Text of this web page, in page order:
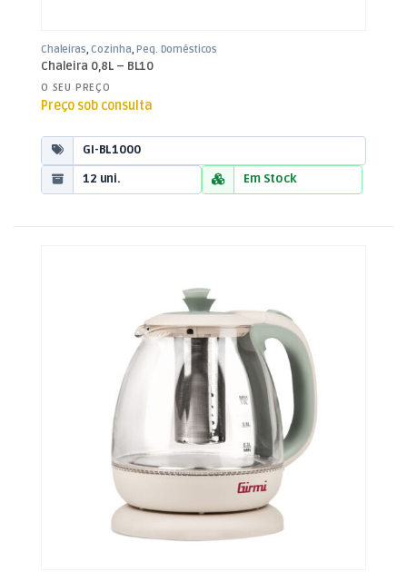
Chaleiras ,Cozinha ,Peq. Domésticos
Chaleira 0,8L – BL10
O SEU PREÇO
Preço sob consulta
GI-BL1000
12 uni.
Em Stock